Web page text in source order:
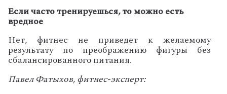
Если часто тренируешься, то можно есть
вредное
Нет, фитнес не приведет к желаемому
результату по преображению фигуры без
сбалансированного питания.
Павел Фатыхов, фитнес-эксперт: